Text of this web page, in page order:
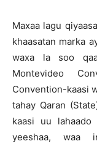
Maxaa lagu
khaasatan marka
waxa la soo
Montevideo
Convention-kaasi
tahay Qaran
kaasi uu
yeeshaa, waa